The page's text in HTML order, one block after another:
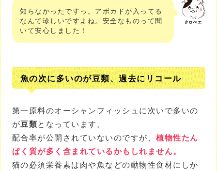
知らなかったですっ。アボカドが入ってる
なんて珍しいですよね。安全なものって聞
いて安心しました！
魚の次に多いのが豆類、過去にリコール
第一原料のオーシャンフィッシュに次いで多いの
が豆類となっています。
配合率が公開されていないのですが、 植物性たん
ぱく質が多く含まれているかもしれません。
猫の必須栄養素は肉や魚などの動物性食材にしか